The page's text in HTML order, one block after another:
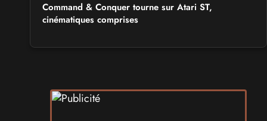
Command & Conquer tourne sur Atari ST,
cinématiques comprises